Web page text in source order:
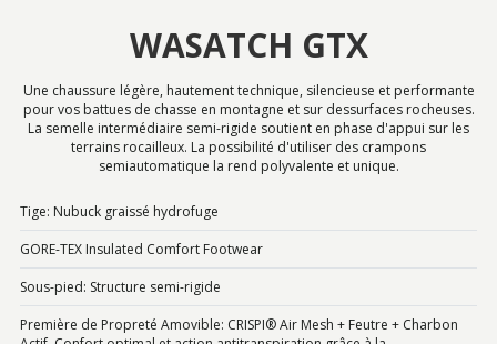
WASATCH GTX
Une chaussure légère, hautement technique, silencieuse et performante
pour vos battues de chasse en montagne et sur dessurfaces rocheuses.
La semelle intermédiaire semi-rigide soutient en phase d'appui sur les
terrains rocailleux. La possibilité d'utiliser des crampons
semiautomatique la rend polyvalente et unique.
Tige: Nubuck graissé hydrofuge
GORE-TEX Insulated Comfort Footwear
Sous-pied: Structure semi-rigide
Première de Propreté Amovible: CRISPI® Air Mesh + Feutre + Charbon